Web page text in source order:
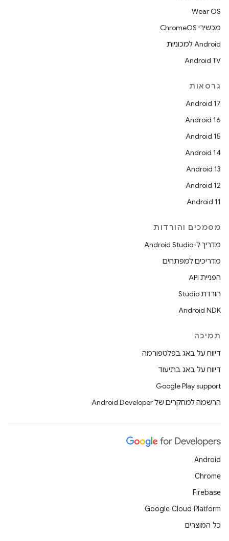
Wear OS
מכשירי ChromeOS
Android למכוניות
Android TV
גרסאות
Android 17
Android 16
Android 15
Android 14
Android 13
Android 12
Android 11
מסמכים והורדות
מדריך ל-Android Studio
מדריכים למפתחים
הפניית API
הורדת Studio
Android NDK
תמיכה
דיווח על באג בפלטפורמה
דיווח על באג בתיעוד
Google Play support
הרשמה למחקרים של Android Developer
Android
Chrome
Firebase
Google Cloud Platform
כל המוצרים